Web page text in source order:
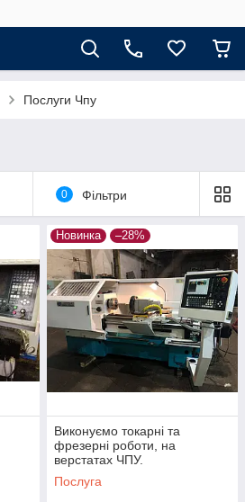
Послуги Чпу
0 Фільтри
Новинка –28%
Виконуємо токарні та
фрезерні роботи, на
верстатах ЧПУ.
Послуга